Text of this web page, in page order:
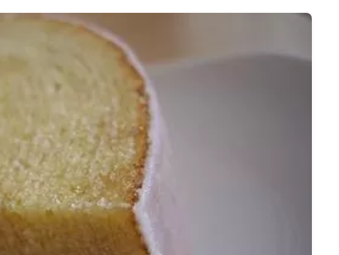
謎解き
ホテル滞在記
名古屋
ナナちゃん人形